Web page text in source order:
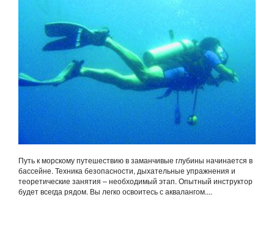
Путь к морскому путешествию в заманчивые глубины начинается в
бассейне. Техника безопасности, дыхательные упражнения и
теоретические занятия – необходимый этап. Опытный инструктор
будет всегда рядом. Вы легко освоитесь с аквалангом....